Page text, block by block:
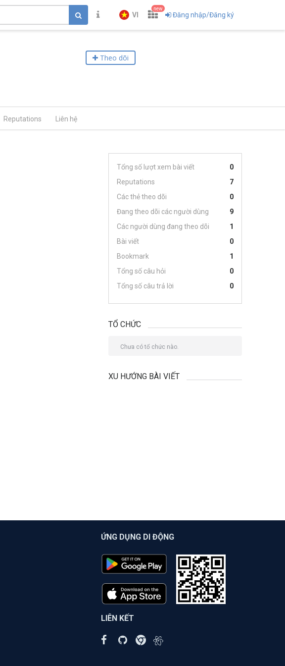
VI
new
Đăng nhập/Đăng ký
Theo dõi
Reputations Liên hệ
Tổng số lượt xem bài viết
0
Reputations
7
Các thẻ theo dõi
0
Đang theo dõi các người dùng
9
Các người dùng đang theo dõi
1
Bài viết
0
Bookmark
1
Tổng số câu hỏi
0
Tổng số câu trả lời
0
TỔ CHỨC
Chưa có tổ chức nào.
XU HƯỚNG BÀI VIẾT
ỨNG DỤNG DI ĐỘNG
LIÊN KẾT